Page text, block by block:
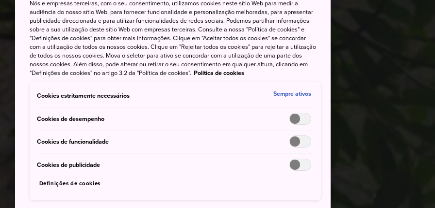
Nós e empresas terceiras, com o seu consentimento, utilizamos cookies neste sítio Web para medir a
audiência do nosso sítio Web, para fornecer funcionalidade e personalização melhoradas, para apresentar
publicidade direccionada e para utilizar funcionalidades de redes sociais. Podemos partilhar informações
sobre a sua utilização deste sítio Web com empresas terceiras. Consulte a nossa "Política de cookies" e
"Definições de cookies" para obter mais informações. Clique em "Aceitar todos os cookies" se concordar
com a utilização de todos os nossos cookies. Clique em "Rejeitar todos os cookies" para rejeitar a utilização
de todos os nossos cookies. Mova o seletor para ativo se concordar com a utilização de uma parte dos
nossos cookies. Além disso, pode alterar ou retirar o seu consentimento em qualquer altura, clicando em
"Definições de cookies" no artigo 3.2 da "Política de cookies". Política de cookies
Cookies estritamente necessários Sempre ativos
Cookies de desempenho
Cookies de funcionalidade
Cookies de publicidade
Definições de cookies